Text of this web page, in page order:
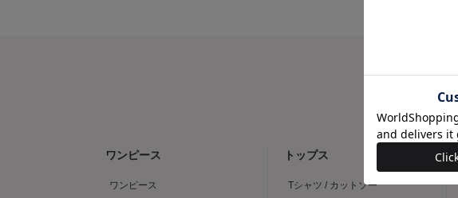
ワンピース
ワンピース
トップス
Tシャツ / カットソー